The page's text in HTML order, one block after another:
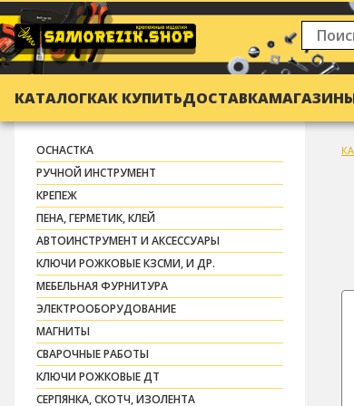
КАТАЛОГКАК КУПИТЬДОСТАВКА
ОСНАСТКА
РУЧНОЙ ИНСТРУМЕНТ
КРЕПЕЖ
ПЕНА, ГЕРМЕТИК, КЛЕЙ
АВТОИНСТРУМЕНТ И АКСЕССУАРЫ
КЛЮЧИ РОЖКОВЫЕ КЗСМИ, И ДР.
МЕБЕЛЬНАЯ ФУРНИТУРА
ЭЛЕКТРООБОРУДОВАНИЕ
МАГНИТЫ
СВАРОЧНЫЕ РАБОТЫ
КЛЮЧИ РОЖКОВЫЕ ДТ
СЕРПЯНКА, СКОТЧ, ИЗОЛЕНТА